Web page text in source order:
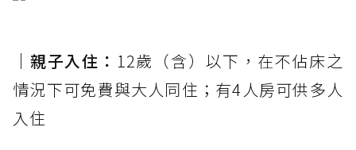
｜親子入住： 12歲（含）以下，在不佔床之
情況下可免費與大人同住；有4人房可供多人
入住